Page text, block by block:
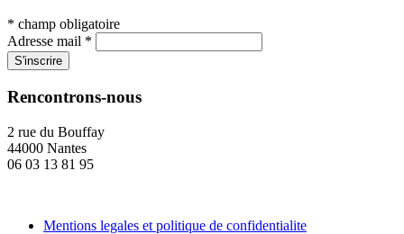
* champ obligatoire
Adresse mail *
Rencontrons-nous
2 rue du Bouffay
44000 Nantes
06 03 13 81 95
Mentions legales et politique de confidentialite